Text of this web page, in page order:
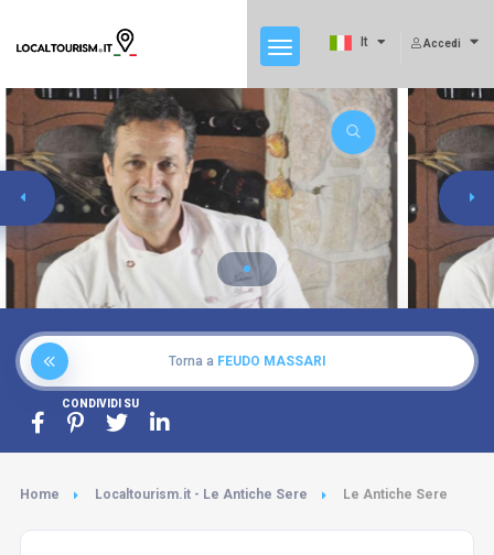
Accedi
It
Torna a FEUDO MASSARI
CONDIVIDI SU
Home Localtourism.it - Le Antiche Sere Le Antiche Sere